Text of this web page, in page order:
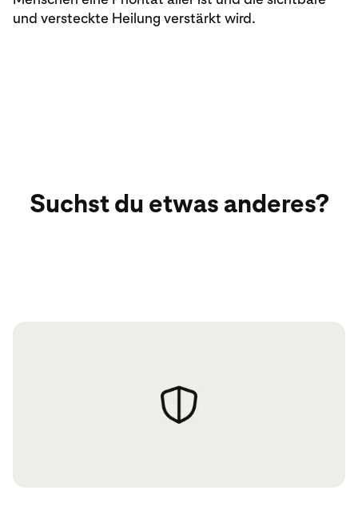
und versteckte Heilung verstärkt wird.
Suchst du etwas anderes?